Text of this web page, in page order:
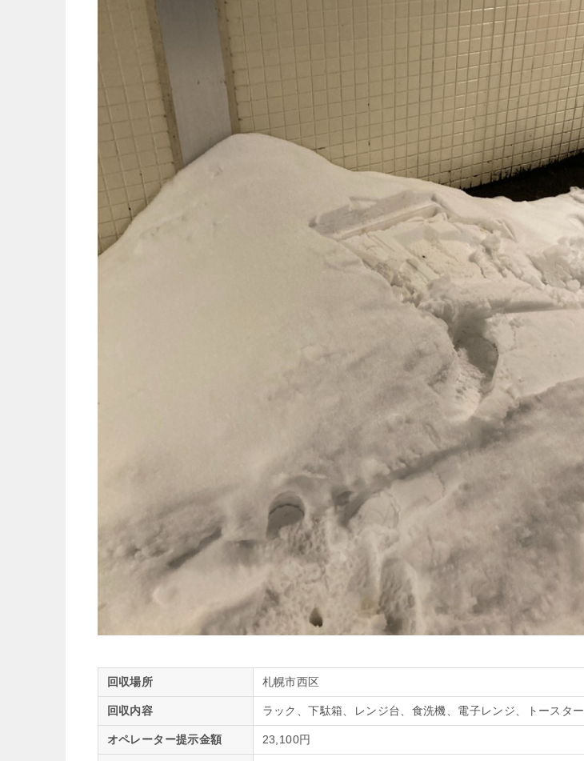
回収場所 札幌市西区
回収内容 ラック、下駄箱、レンジ台、食洗機、電子レンジ、トースター
オペレーター提示金額 23,100円